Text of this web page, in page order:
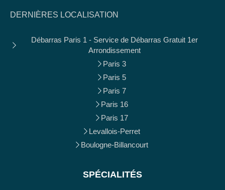
DERNIÈRES LOCALISATION
Débarras Paris 1 - Service de Débarras Gratuit 1er
Arrondissement
Paris 3
Paris 5
Paris 7
Paris 16
Paris 17
Levallois-Perret
Boulogne-Billancourt
SPÉCIALITÉS